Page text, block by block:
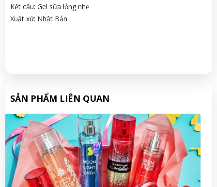
Kết cấu: Gel sữa lỏng nhẹ
Xuất xứ: Nhật Bản
SẢN PHẨM LIÊN QUAN